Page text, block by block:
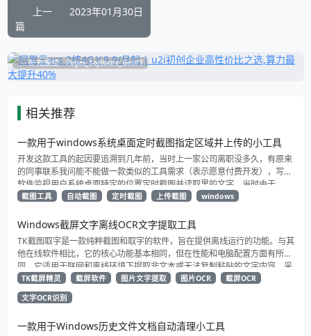
上一
篇
2023年01月30日
补充展位 Pages_Software_Get#1
相关推荐
一款用于windows系统桌面定时截图指定区域并上传的小工具
开发这款工具的起因要追溯到几年前，当时上一家公司离职没多久，有原来
的同事联系我问能不能做一款类似的工具需求（表示愿意付费开发），写个
软件监视用户系统桌面特定的位置定时截图并读取里的文字，当时由于
TesseractOCR这块已经把我折腾的很反感了（工作量太大了）于是便婉拒
生了做一个适用范围更广的屏幕自动抓取上传，只需要事先设定好指定位置
（允许多个），工具就会定时截图并往指定的地址推送，适合需要定时监听
指定屏幕区域内容来判断内容是否变更的业务。
截图工具 自动截图 定时截图 上传截图 windows
Windows截屏文字离线OCR文字提取工具
TK截图取字是一款纯粹截图和取字的软件，旨在提供离线运行的功能。与其
他在线软件相比，它的核心功能基本相同，但在性能和电脑配置方面有所不
同。它适用于联网和离线环境下提取非文本或无法复制粘贴的文字内容。采
用paddleocr识别引擎，具有高识别率和准确性。建议下载TK截屏精灵以体
验识别效果。
TK截屏精灵 截屏软件 图片文字提取 图片OCR
截屏OCR
文字OCR识别
一款用于Windows历史文件文档自动清理小工具